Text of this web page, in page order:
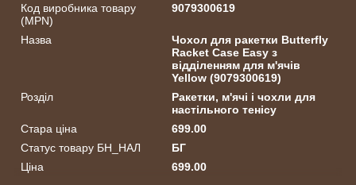
Код виробника товару
(MPN)
9079300619
Назва
Чохол для ракетки Butterfly
Racket Case Easy з
відділенням для м'ячів
Yellow (9079300619)
Розділ
Ракетки, м'ячі і чохли для
настільного тенісу
Стара ціна
699.00
Статус товару БН_НАЛ
БГ
Ціна
699.00